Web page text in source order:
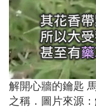
解開心牆的鑰匙
之稱．圖片來源：